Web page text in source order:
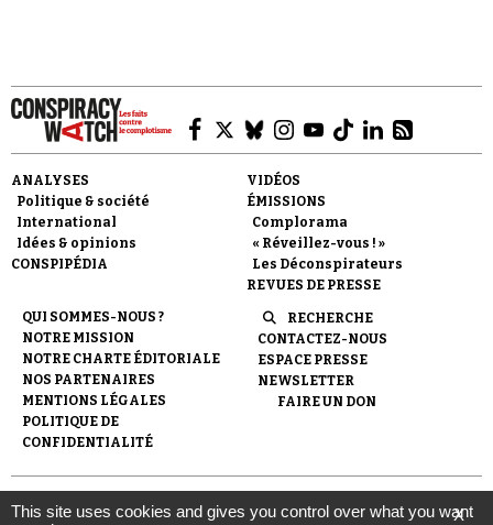
Faire un don
Demander à Vera
ANALYSES
Politique & société
International
Idées & opinions
CONSPIPÉDIA
VIDÉOS
ÉMISSIONS
Complorama
« Réveillez-vous ! »
Les Déconspirateurs
REVUES DE PRESSE
QUI SOMMES-NOUS ?
NOTRE MISSION
NOTRE CHARTE ÉDITORIALE
NOS PARTENAIRES
MENTIONS LÉGALES
POLITIQUE DE
CONFIDENTIALITÉ
RECHERCHE
CONTACTEZ-NOUS
ESPACE PRESSE
NEWSLETTER
FAIRE UN DON
© 2007- 2026 Conspiracy Watch | Une réalisation de
l'Observatoire du conspirationnisme (association loi de 1901) avec
X
This site uses cookies and gives you control over what you want